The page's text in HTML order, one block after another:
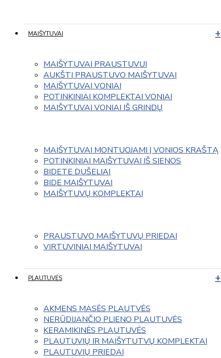
MAIŠYTUVAI
MAIŠYTUVAI PRAUSTUVUI
AUKŠTI PRAUSTUVO MAIŠYTUVAI
MAIŠYTUVAI VONIAI
POTINKINIAI KOMPLEKTAI VONIAI
MAIŠYTUVAI VONIAI IŠ GRINDŲ
MAIŠYTUVAI MONTUOJAMI Į VONIOS KRAŠTĄ
POTINKINIAI MAIŠYTUVAI IŠ SIENOS
BIDETE DUŠELIAI
BIDE MAIŠYTUVAI
MAIŠYTUVŲ KOMPLEKTAI
PRAUSTUVO MAIŠYTUVŲ PRIEDAI
VIRTUVINIAI MAIŠYTUVAI
PLAUTUVĖS
AKMENS MASĖS PLAUTVĖS
NERŪDIJANČIO PLIENO PLAUTUVĖS
KERAMIKINĖS PLAUTUVĖS
PLAUTUVIŲ IR MAIŠYTUTVŲ KOMPLEKTAI
PLAUTUVIŲ PRIEDAI